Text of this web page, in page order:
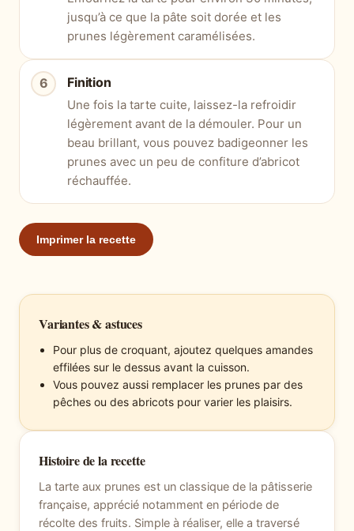
jusqu’à ce que la pâte soit dorée et les
prunes légèrement caramélisées.
Finition
Une fois la tarte cuite, laissez-la refroidir
légèrement avant de la démouler. Pour un
beau brillant, vous pouvez badigeonner les
prunes avec un peu de confiture d’abricot
réchauffée.
Imprimer la recette
Variantes & astuces
Pour plus de croquant, ajoutez quelques amandes
effilées sur le dessus avant la cuisson.
Vous pouvez aussi remplacer les prunes par des
pêches ou des abricots pour varier les plaisirs.
Histoire de la recette
La tarte aux prunes est un classique de la pâtisserie
française, apprécié notamment en période de
récolte des fruits. Simple à réaliser, elle a traversé